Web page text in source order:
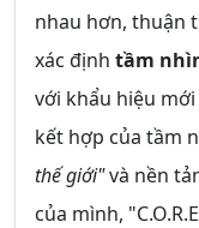
nhau hơn, thuận
xác định tầm
với khẩu hiệu mới
kết hợp của tầm
thế giới"và nền
của mình,